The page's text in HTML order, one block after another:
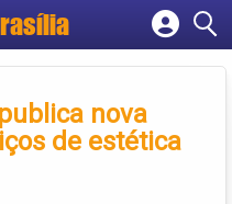
empresa
conta
nova
de estética